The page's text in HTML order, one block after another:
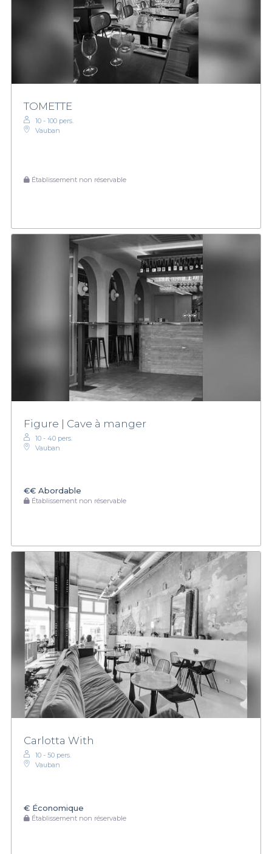
TOMETTE
10 - 100 pers.
Vauban
Établissement non réservable
Figure | Cave à manger
10 - 40 pers.
Vauban
€€ Abordable
Établissement non réservable
Carlotta With
10 - 50 pers.
Vauban
€ Économique
Établissement non réservable